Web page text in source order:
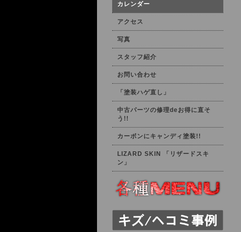
カレンダー
アクセス
写真
スタッフ紹介
お問い合わせ
「塗装ハゲ直し」
中古パーツの修理deお得に直そ
う!!
カーボンにキャンディ塗装!!
LIZARD SKIN 「リザードスキ
ン」